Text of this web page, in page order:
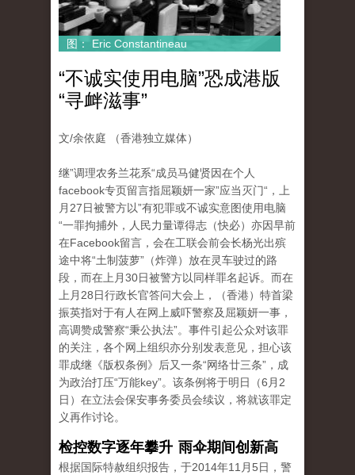
图： Eric Constantineau
“不诚实使用电脑”恐成港版
“寻衅滋事”
文/余依庭 （香港独立媒体）
继”调理农务兰花系“成员马健贤因在个人
facebook专页留言指屈颖妍一家”应当灭门“，上
月27日被警方以”有犯罪或不诚实意图使用电脑
“一罪拘捕外，人民力量谭得志（快必）亦因早前
在Facebook留言，会在工联会前会长杨光出殡
途中将“土制菠萝”（炸弹）放在灵车驶过的路
段，而在上月30日被警方以同样罪名起诉。而在
上月28日行政长官答问大会上，（香港）特首梁
振英指对于有人在网上威吓警察及屈颖妍一事，
高调赞成警察“秉公执法”。事件引起公众对该罪
的关注，各个网上组织亦分别发表意见，担心该
罪成继《版权条例》后又一条“网络廿三条”，成
为政治打压“万能key”。该条例将于明日（6月2
日）在立法会保安事务委员会续议，将就该罪定
义再作讨论。
检控数字逐年攀升 雨伞期间创新高
根据国际特赦组织报告，于2014年11月5日，警